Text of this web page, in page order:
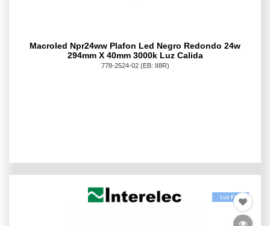
Macroled Npr24ww Plafon Led Negro Redondo 24w
294mm X 40mm 3000k Luz Calida
778-2524-02(EB: II8R)